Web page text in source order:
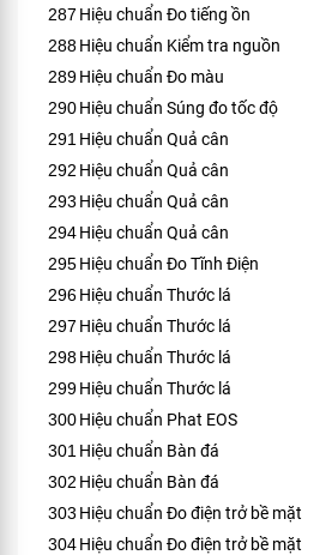
287 Hiệu chuẩn Đo tiếng ồn
288Hiệu chuẩn Kiểm tra nguồn
289Hiệu chuẩn Đo màu
290Hiệu chuẩn Súng đo tốc độ
291 Hiệu chuẩn Quả cân
292 Hiệu chuẩn Quả cân
293 Hiệu chuẩn Quả cân
294Hiệu chuẩn Quả cân
295Hiệu chuẩn Đo Tĩnh Điện
296Hiệu chuẩn Thước lá
297 Hiệu chuẩn Thước lá
298Hiệu chuẩn Thước lá
299Hiệu chuẩn Thước lá
300Hiệu chuẩn Phat EOS
301 Hiệu chuẩn Bàn đá
302 Hiệu chuẩn Bàn đá
303 Hiệu chuẩn Đo điện trở bề mặt
304Hiệu chuẩn Đo điện trở bề mặt